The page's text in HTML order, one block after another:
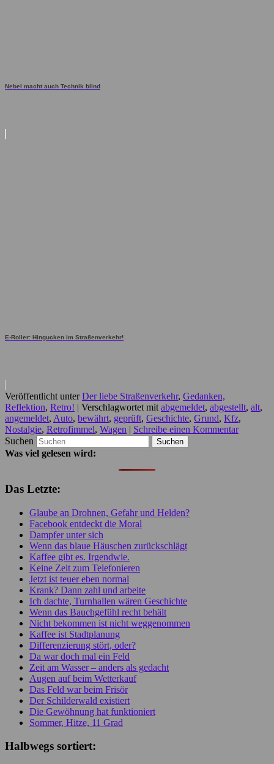
Nebel macht auch Technik blind
E-Roller: Hingucken im Straßenverkehr!
Veröffentlicht unter Der liebe Straßenverkehr, Gedanken,
Reflektion, Retro! | Verschlagwortet mit abgemeldet, abgestellt, alt,
angemeldet, Auto, bewährt, geprüft, Geschichte, Grund, Kfz,
Nostalgie, Retrofimmel, Wagen | Schreibe einen Kommentar
Suchen
Was viel gelesen wird:
Das Letzte:
Glaube an Drohnen, Gefahr und Helden?
Facebook entdeckt die Moral
Dampfer unter sich
Wenn das blaue Häuschen zurückschlägt
Kaffee gibt es. Irgendwie.
Keine Zeit zum Telefonieren
Jetzt ist teuer eben normal
Krank? Dann zahl und arbeite
Ich dachte, Turnhallen wären Geschichte
Wenn das Bauchgefühl recht behält
Nicht bekommen ist nicht weggenommen
Kaffee ist Stadtplanung
Differenzierung stört, oder?
Da war doch mal ein Feld
Zeit am Wasser – anders als gedacht
Augen auf beim Wetterkauf
Das Feld war beim Frisör
Der Schilderwald existiert
Die Gewöhnung hat funktioniert
Sommer, Hitze, 11 Grad
Halbwegs sortiert: